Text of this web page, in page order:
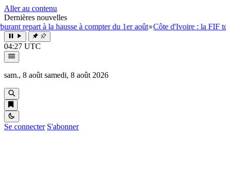
Aller au contenu
Dernières nouvelles
à la hausse à compter du 1er août●Côte d'Ivoire : la FIF tourne la
04:27 UTC
sam., 8 août samedi, 8 août 2026
Se connecter S'abonner